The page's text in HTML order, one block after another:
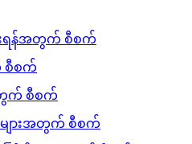
းရန်အတွက် စီစက်
စီစက်
က် စီစက်
ျားအတွက် စီစက်